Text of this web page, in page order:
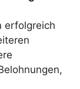
erfolgreich